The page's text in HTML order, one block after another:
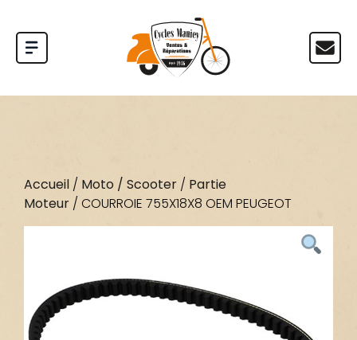
Accueil / Moto / Scooter / Partie
Moteur / COURROIE 755X18X8 OEM PEUGEOT